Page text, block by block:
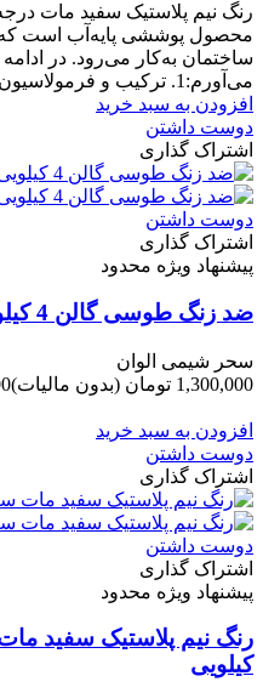
محصول پوششی پایه‌آب است
ساختمان به‌کار می‌رود. در
می‌آورم:1. ترکیب و فرمولاسیون این رنگ از...
افزودن به سبد خرید
دوست داشتن
اشتراک گذاری
دوست داشتن
اشتراک گذاری
پیشنهاد ویژه محدود
ضد زنگ طوسی گالن 4 کیلویی سحر شیمی الوان
سحر شیمی الوان
1,300,000 تومان
(بدون مالیات)
افزودن به سبد خرید
دوست داشتن
اشتراک گذاری
دوست داشتن
اشتراک گذاری
پیشنهاد ویژه محدود
کیلویی